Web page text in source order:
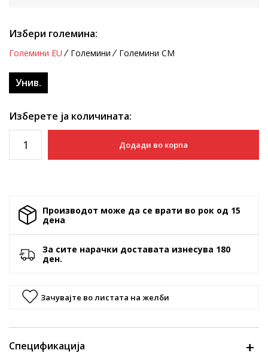
Избери големина:
Големини EU Големини Големини CM
Унив.
Изберете ја количината:
Додади во корпа
Производот може да се врати во рок од 15
денa
За сите нарачки доставата изнесува 180
ден.
Зачувајте во листата на желби
Спецификација